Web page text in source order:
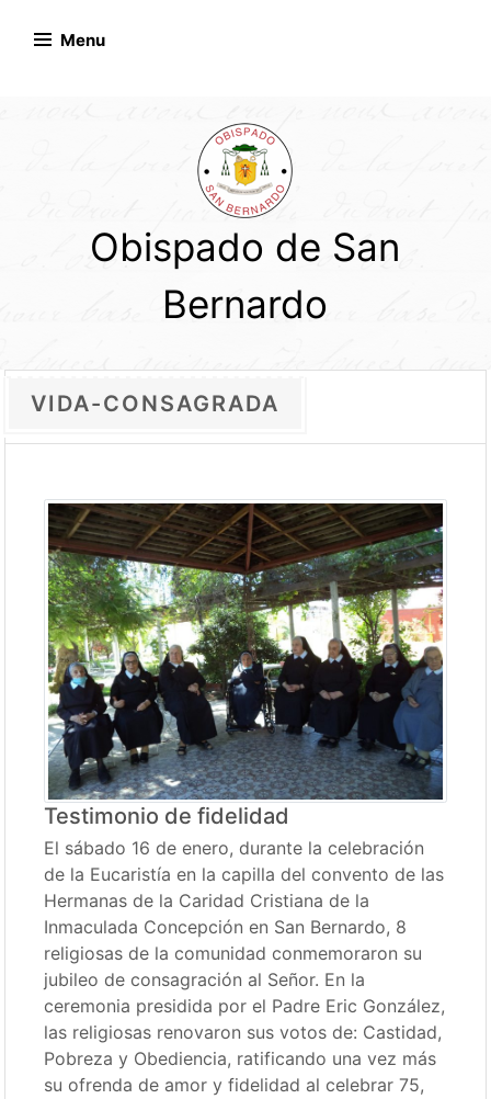
Menu
Obispado de San
Bernardo
VIDA-CONSAGRADA
Testimonio de fidelidad
El sábado 16 de enero, durante la celebración
de la Eucaristía en la capilla del convento de las
Hermanas de la Caridad Cristiana de la
Inmaculada Concepción en San Bernardo, 8
religiosas de la comunidad conmemoraron su
jubileo de consagración al Señor. En la
ceremonia presidida por el Padre Eric González,
las religiosas renovaron sus votos de: Castidad,
Pobreza y Obediencia, ratificando una vez más
su ofrenda de amor y fidelidad al celebrar 75,